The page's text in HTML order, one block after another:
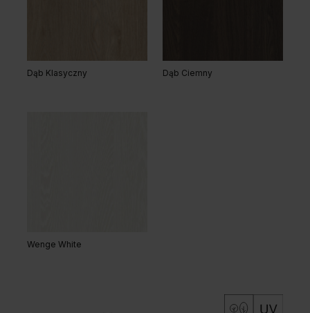
Dąb Klasyczny Dąb Ciemny
Wenge White